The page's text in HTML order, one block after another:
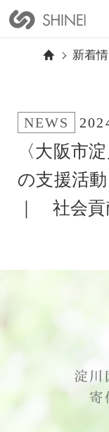
新着
NEWS
〈大阪市
の支援活
｜ 社会